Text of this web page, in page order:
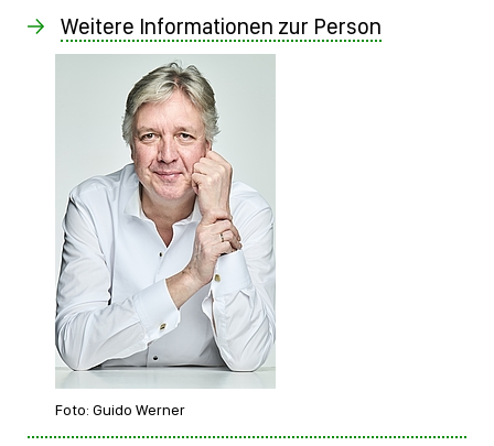
Foto: Guido Werner
Weitere Informationen zur Person